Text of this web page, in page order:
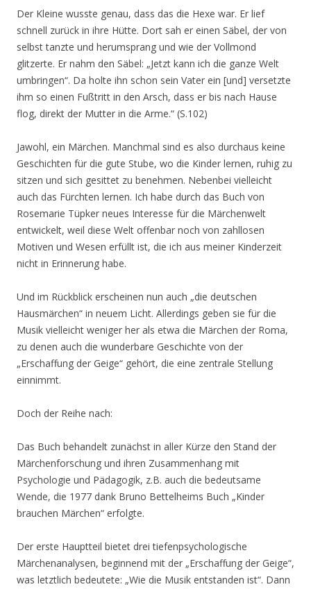
Der Kleine wusste genau, dass das die Hexe war. Er lief
schnell zurück in ihre Hütte. Dort sah er einen Säbel, der von
selbst tanzte und herumsprang und wie der Vollmond
glitzerte. Er nahm den Säbel: „Jetzt kann ich die ganze Welt
umbringen“. Da holte ihn schon sein Vater ein [und] versetzte
ihm so einen Fußtritt in den Arsch, dass er bis nach Hause
flog, direkt der Mutter in die Arme.“ (S.102)
Jawohl, ein Märchen. Manchmal sind es also durchaus keine
Geschichten für die gute Stube, wo die Kinder lernen, ruhig zu
sitzen und sich gesittet zu benehmen. Nebenbei vielleicht
auch das Fürchten lernen. Ich habe durch das Buch von
Rosemarie Tüpker neues Interesse für die Märchenwelt
entwickelt, weil diese Welt offenbar noch von zahllosen
Motiven und Wesen erfüllt ist, die ich aus meiner Kinderzeit
nicht in Erinnerung habe.
Und im Rückblick erscheinen nun auch „die deutschen
Hausmärchen“ in neuem Licht. Allerdings geben sie für die
Musik vielleicht weniger her als etwa die Märchen der Roma,
zu denen auch die wunderbare Geschichte von der
„Erschaffung der Geige“ gehört, die eine zentrale Stellung
einnimmt.
Doch der Reihe nach:
Das Buch behandelt zunächst in aller Kürze den Stand der
Märchenforschung und ihren Zusammenhang mit
Psychologie und Pädagogik, z.B. auch die bedeutsame
Wende, die 1977 dank Bruno Bettelheims Buch „Kinder
brauchen Märchen“ erfolgte.
Der erste Hauptteil bietet drei tiefenpsychologische
Märchenanalysen, beginnend mit der „Erschaffung der Geige“,
was letztlich bedeutete: „Wie die Musik entstanden ist“. Dann